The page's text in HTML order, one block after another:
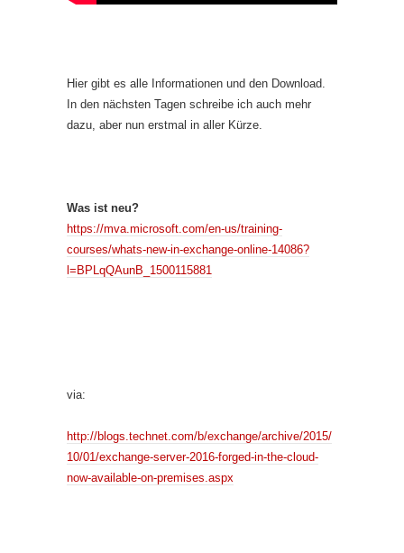
Hier gibt es alle Informationen und den Download.
In den nächsten Tagen schreibe ich auch mehr
dazu, aber nun erstmal in aller Kürze.
Was ist neu?
https://mva.microsoft.com/en-us/training-
courses/whats-new-in-exchange-online-14086?
l=BPLqQAunB_1500115881
via:
http://blogs.technet.com/b/exchange/archive/2015/
10/01/exchange-server-2016-forged-in-the-cloud-
now-available-on-premises.aspx